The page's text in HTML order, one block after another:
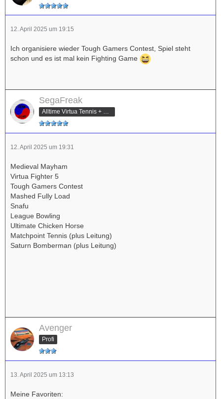
12. April 2025 um 19:15
Ich organisiere wieder Tough Gamers Contest, Spiel steht
schon und es ist mal kein Fighting Game
SegaFreak
Alltime Virtua Tennis + Pokemon Tekken Champ
12. April 2025 um 19:31
Medieval Mayham
Virtua Fighter 5
Tough Gamers Contest
Mashed Fully Load
Snafu
League Bowling
Ultimate Chicken Horse
Matchpoint Tennis (plus Leitung)
Saturn Bomberman (plus Leitung)
Avenger
Profi
13. April 2025 um 13:13
Meine Favoriten: